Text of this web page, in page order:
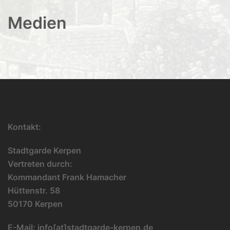
Medien
Kontakt:
Stadtgarde Kerpen
Vertreten durch:
Kommandant Frank Hamacher
Hüttenstr. 58
50170 Kerpen
E-Mail: info[at]stadtgarde-kerpen.de